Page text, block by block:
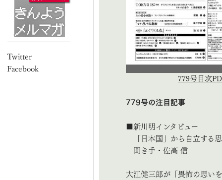
779号目次
779号の注目記事
■新川明インタビュー
「日本国」から自立する
聞き手・佐高 信
大江健三郎が「畏怖の思い